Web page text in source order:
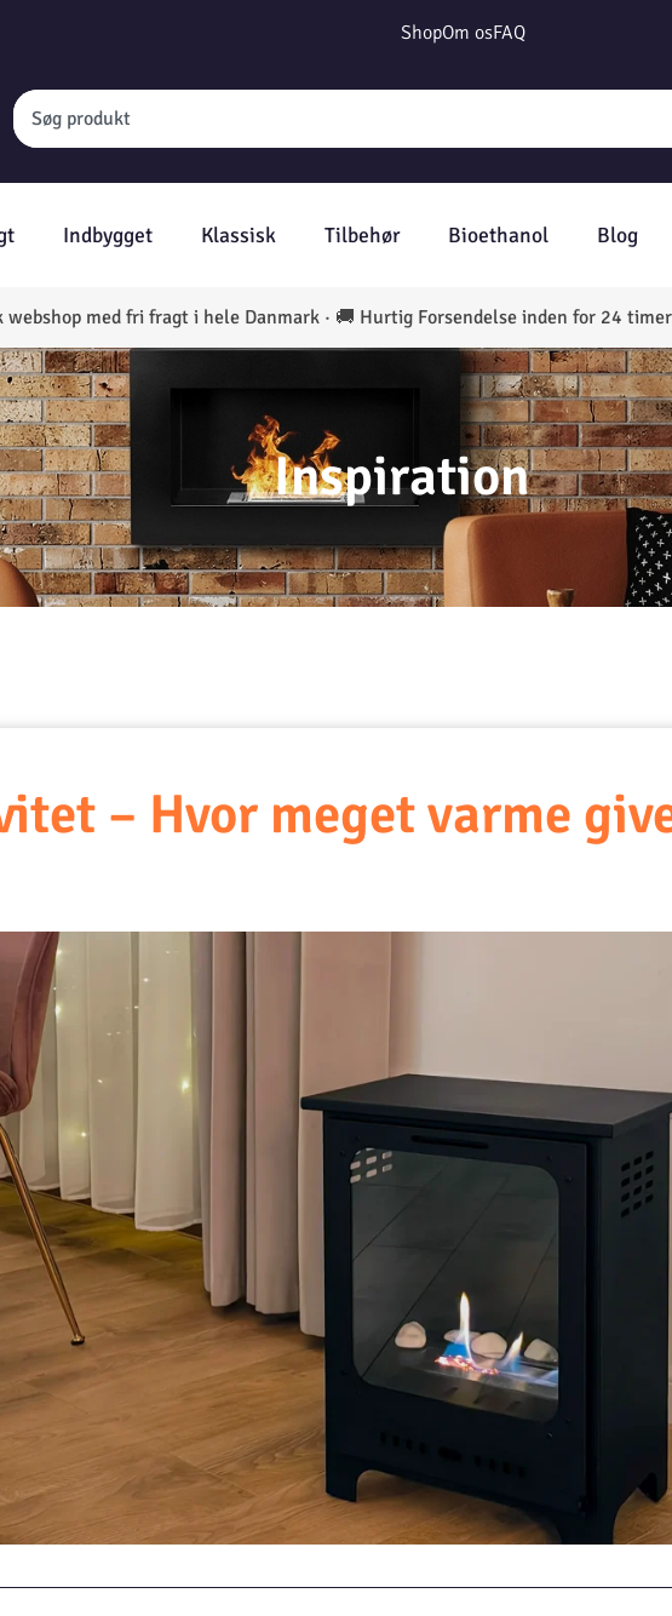
ShopOm osFAQ
Indbygget Klassisk Tilbehør Bioethanol Blog
med fri fragt i hele Danmark · 🚚 Hurtig Forsendelse inden for 24
Inspiration
– Hvor meget varme